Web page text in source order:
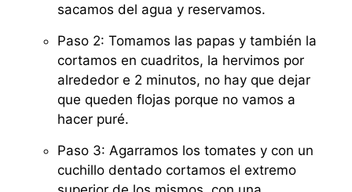
sacamos del agua y reservamos.
Paso 2: Tomamos las papas y también la
cortamos en cuadritos, la hervimos por
alrededor e 2 minutos, no hay que dejar
que queden flojas porque no vamos a
hacer puré.
Paso 3: Agarramos los tomates y con un
cuchillo dentado cortamos el extremo